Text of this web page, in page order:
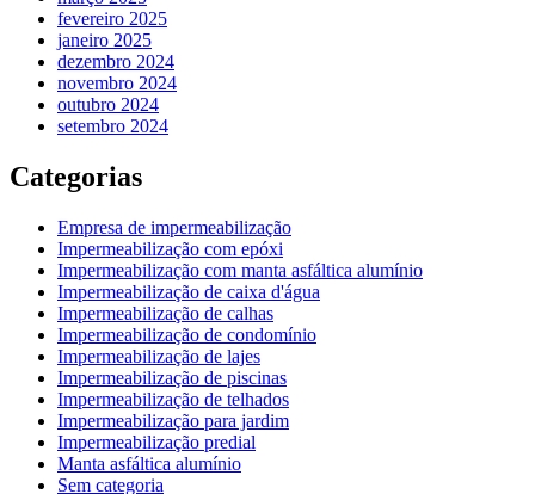
fevereiro 2025
janeiro 2025
dezembro 2024
novembro 2024
outubro 2024
setembro 2024
Categorias
Empresa de impermeabilização
Impermeabilização com epóxi
Impermeabilização com manta asfáltica alumínio
Impermeabilização de caixa d'água
Impermeabilização de calhas
Impermeabilização de condomínio
Impermeabilização de lajes
Impermeabilização de piscinas
Impermeabilização de telhados
Impermeabilização para jardim
Impermeabilização predial
Manta asfáltica alumínio
Sem categoria